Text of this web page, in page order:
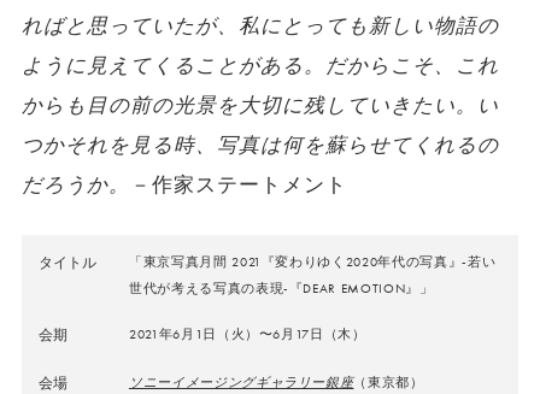
ればと思っていたが、私にとっても新しい物語の
ように見えてくることがある。だからこそ、これ
からも目の前の光景を大切に残していきたい。い
つかそれを見る時、写真は何を蘇らせてくれるの
だろうか。
－作家ステートメント
タイトル
「東京写真月間 2021『変わりゆく2020年代の写真』-若い
世代が考える写真の表現-『DEAR EMOTION』」
会期 2021年6月1日（火）〜6月17日（木）
会場 ソニーイメージングギャラリー銀座（東京都）